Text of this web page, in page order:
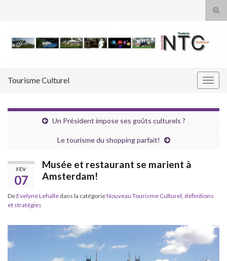
Tourisme Culturel
Un Président impose ses goûts culturels ?
Le tourisme du shopping parfait!
FÉV
07
Musée et restaurant se marient à
Amsterdam!
DeEvelyne Lehalle dans la catégorieNouveau Tourisme Culturel, définitions
et stratégies